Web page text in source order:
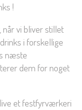
!
når vi bliver stillet
i forskellige
næste
dem for noget
et festfyrværkeri